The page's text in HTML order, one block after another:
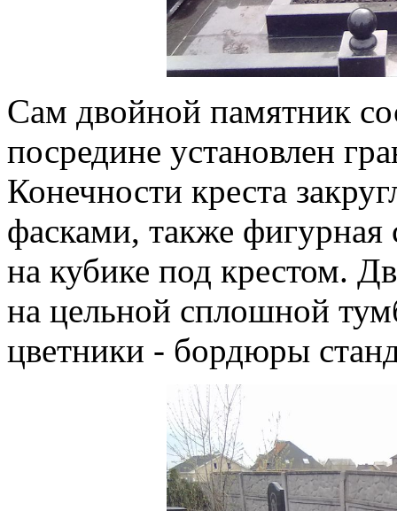
Сам двойной памятник
посредине установлен
Конечности креста
фасками, также фигурная
на кубике под крестом.
на цельной сплошной
цветники - бордюры